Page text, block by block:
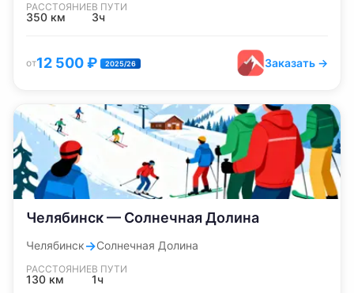
РАССТОЯНИЕ
350 км
В ПУТИ
3ч
от12 500₽ 2025/26 Заказать →
Челябинск — Солнечная Долина
Челябинск→Солнечная Долина
РАССТОЯНИЕ
130 км
В ПУТИ
1ч